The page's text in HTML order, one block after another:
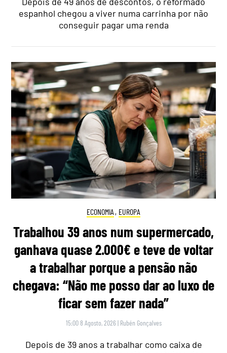
espanhol chegou a viver numa carrinha por não
conseguir pagar uma renda
ECONOMIA , EUROPA
Trabalhou 39 anos num supermercado,
ganhava quase 2.000€ e teve de voltar
a trabalhar porque a pensão não
chegava: “Não me posso dar ao luxo de
ficar sem fazer nada”
15:00 8 Agosto, 2026 | Rubén Gonçalves
Depois de 39 anos a trabalhar como caixa de